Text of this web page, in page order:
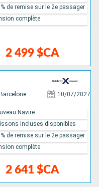
2 499 $CA
de remise sur le 2e passager
complète
Barcelone 10/07/2027
2 641 $CA
Navire
incluses disponibles
de remise sur le 2e passager
complète